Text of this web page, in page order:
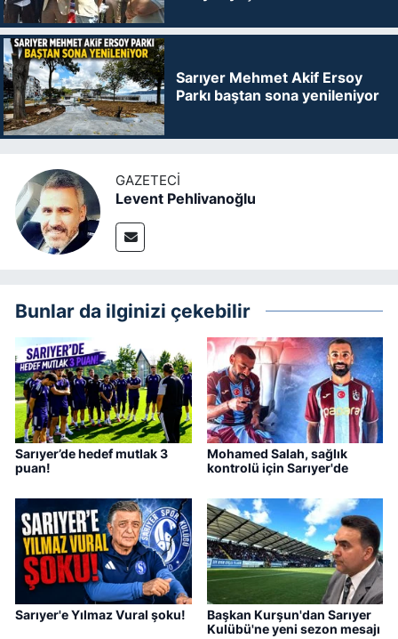
Sarıyer Mehmet Akif Ersoy
Parkı baştan sona yenileniyor
GAZETECI
Levent Pehlivanoğlu
Bunlar da ilginizi çekebilir
Sarıyer’de hedef mutlak 3
puan!
Mohamed Salah, sağlık
kontrolü için Sarıyer'de
Sarıyer'e Yılmaz Vural şoku!
Başkan Kurşun'dan Sarıyer
Kulübü'ne yeni sezon mesajı